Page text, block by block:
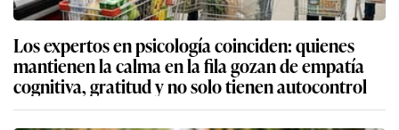
Los expertos en psicología coinciden: quienes
mantienen la calma en la fila gozan de empatía
cognitiva, gratitud y no solo tienen autocontrol